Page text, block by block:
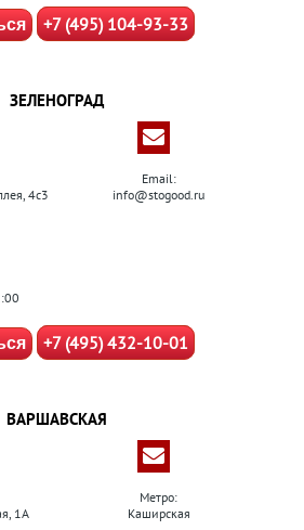
+7 (495) 104-93-33
ЗЕЛЕНОГРАД
4с3
Email:
info@stogood.ru
+7 (495) 432-10-01
ВАРШАВСКАЯ
1А
Метро:
Каширская